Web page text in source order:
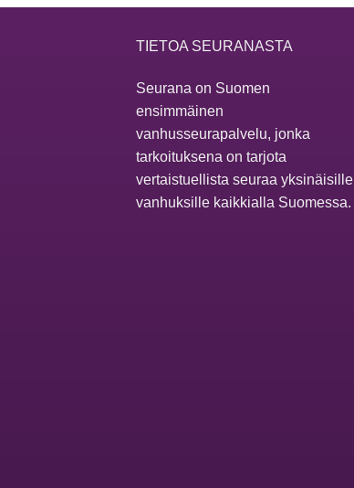
TIETOA SEURANASTA
Seurana on Suomen
ensimmäinen
vanhusseurapalvelu, jonka
tarkoituksena on tarjota
vertaistuellista seuraa yksinäisille
vanhuksille kaikkialla Suomessa.